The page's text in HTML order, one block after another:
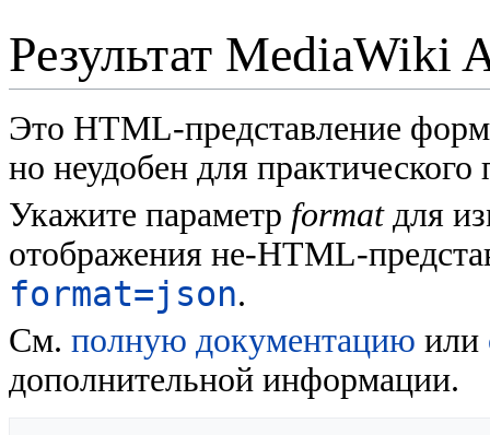
Результат MediaWiki
Это HTML-представление
но неудобен для
Укажите параметр formatдля
отображения не-HTML-
format=json.
См. полную документацию или
дополнительной информации.